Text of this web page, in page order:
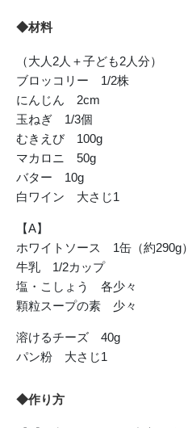
◆材料
（大人2人＋子ども2人分）
ブロッコリー 1/2株
にんじん 2cm
玉ねぎ 1/3個
むきえび 100g
マカロニ 50g
バター 10g
白ワイン 大さじ1
【A】
ホワイトソース 1缶（約290g）
牛乳 1/2カップ
塩・こしょう 各少々
顆粒スープの素 少々
溶けるチーズ 40g
パン粉 大さじ1
◆作り方